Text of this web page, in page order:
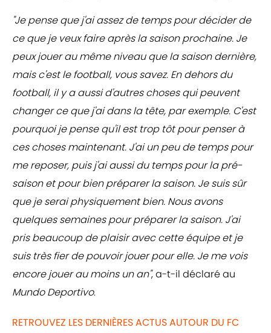
"Je pense que j'ai assez de temps pour décider de
ce que je veux faire après la saison prochaine. Je
peux jouer au même niveau que la saison dernière,
mais c'est le football, vous savez. En dehors du
football, il y a aussi d'autres choses qui peuvent
changer ce que j'ai dans la tête, par exemple. C'est
pourquoi je pense qu'il est trop tôt pour penser à
ces choses maintenant. J'ai un peu de temps pour
me reposer, puis j'ai aussi du temps pour la pré-
saison et pour bien préparer la saison. Je suis sûr
que je serai physiquement bien. Nous avons
quelques semaines pour préparer la saison. J'ai
pris beaucoup de plaisir avec cette équipe et je
suis très fier de pouvoir jouer pour elle. Je me vois
encore jouer au moins un an", a-t-il déclaré au
Mundo Deportivo.
RETROUVEZ LES DERNIÈRES ACTUS AUTOUR DU FC